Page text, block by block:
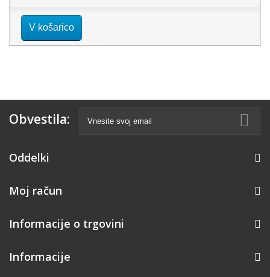
V košarico
Obvestila:
Oddelki
Moj račun
Informacije o trgovini
Informacije